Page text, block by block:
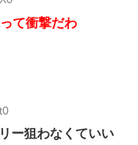
て衝撃だわ
ー狙わなくていい